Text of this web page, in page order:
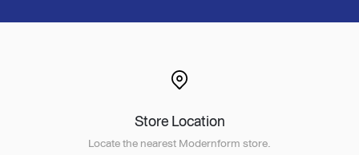
Store Location
Locate the nearest Modernform store.